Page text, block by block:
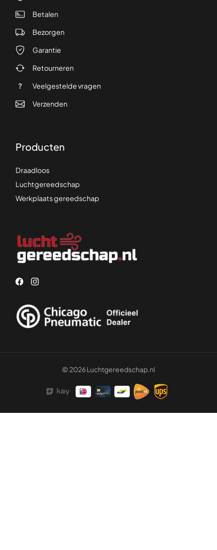
Betalen
Bezorgen
Garantie
Retourneren
Veelgestelde vragen
Verzenden
Producten
Draadloos
Luchtgereedschap
Werkplaats gereedschap
© 2026 Luchtgereedschap.nl